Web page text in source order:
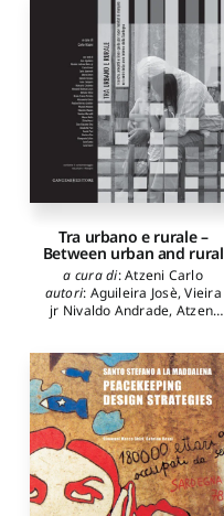
Serra Sergio,Usai
Alessia
Tra urbano e rurale –
Between urban and rural
a cura di:Atzeni Carlo
autori: Aguileira Josè,Vieira
jr Nivaldo Andrade, Atzeni
Daniela,Calogero Anna,
Casubolo Giancarlo,Cocco
Giovanni Battista,Dessì
Adriano,Ferreira Bruno
Franco,Greco Alessandro,
Letelier Paulina Herrera,
Mameli Michele,Manias
Maurizio,Marvaldi Romina,
Melis Marco,Mocci Silvia,